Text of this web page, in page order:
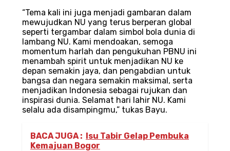
“Tema kali ini juga menjadi gambaran dalam
mewujudkan NU yang terus berperan global
seperti tergambar dalam simbol bola dunia di
lambang NU. Kami mendoakan, semoga
momentum harlah dan pengukuhan PBNU ini
menambah spirit untuk menjadikan NU ke
depan semakin jaya, dan pengabdian untuk
bangsa dan negara semakin maksimal, serta
menjadikan Indonesia sebagai rujukan dan
inspirasi dunia. Selamat hari lahir NU. Kami
selalu ada disampingmu,” tukas Bayu.
BACA JUGA : Isu Tabir Gelap Pembuka
Kemajuan Bogor